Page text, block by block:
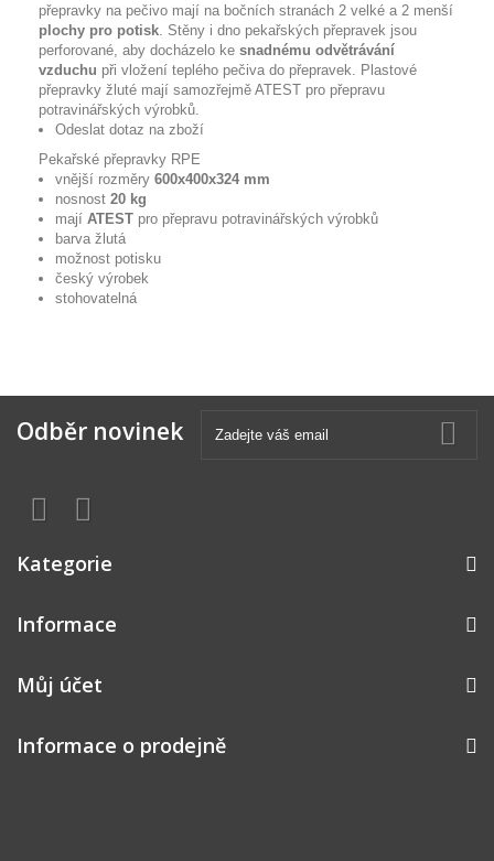
přepravky na pečivo mají na bočních stranách 2 velké a 2 menší
plochy pro potisk. Stěny i dno pekařských přepravek jsou
perforované, aby docházelo ke snadnému odvětrávání
vzduchu při vložení teplého pečiva do přepravek. Plastové
přepravky žluté mají samozřejmě ATEST pro přepravu
potravinářských výrobků.
Odeslat dotaz na zboží
Pekařské přepravky RPE
vnější rozměry 600x400x324 mm
nosnost 20 kg
mají ATEST pro přepravu potravinářských výrobků
barva žlutá
možnost potisku
český výrobek
stohovatelná
Odběr novinek
Kategorie
Informace
Můj účet
Informace o prodejně